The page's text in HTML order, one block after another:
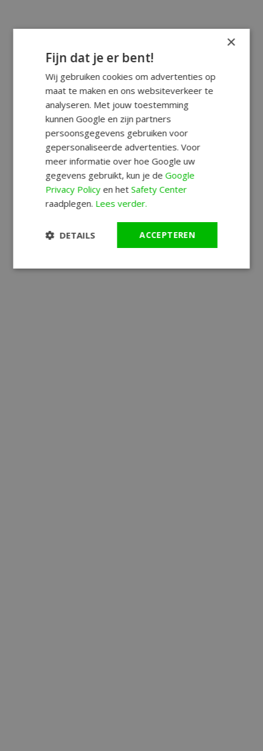
×
Fijn dat je er bent!
Wij gebruiken cookies om advertenties op
maat te maken en ons websiteverkeer te
analyseren. Met jouw toestemming
kunnen Google en zijn partners
persoonsgegevens gebruiken voor
gepersonaliseerde advertenties. Voor
meer informatie over hoe Google uw
gegevens gebruikt, kun je deGoogle
Privacy Policyen hetSafety Center
raadplegen. Lees verder.
ACCEPTEREN
DETAILS